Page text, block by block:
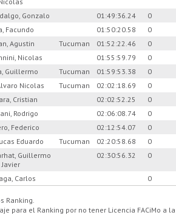
Gonzalo 01:49:36.24
0
Facundo 01:50:20.58
0
Agustin Tucuman 01:52:22.46
0
Nicolas 01:55:59.79
0
Guillermo Tucuman 01:59:53.38
0
Nicolas Tucuman 02:02:18.69
0
Cristian 02:02:52.25
0
Rodrigo 02:06:08.74
0
Federico 02:12:54.07
0
Eduardo Tucuman 02:20:58.68
0
Guillermo
Javier
02:30:56.32 0
Carlos 0
Ranking.
para el Ranking por no tener Licencia FACiMo a